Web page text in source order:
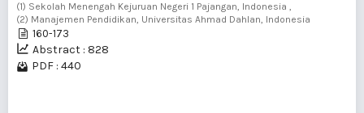
(1) Sekolah Menengah Kejuruan Negeri 1 Pajangan, Indonesia ,
(2) Manajemen Pendidikan, Universitas Ahmad Dahlan, Indonesia
160-173
Abstract : 828
PDF : 440